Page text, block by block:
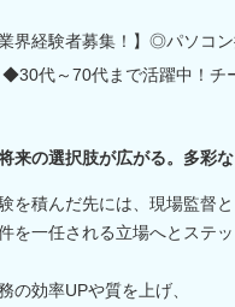
業界経験者募集！】◎パソコ
代～70代まで活躍中！チ
来の選択肢が広がる。多彩
を積んだ先には、現場監督
を一任される立場へとステ
の効率UPや質を上げ、